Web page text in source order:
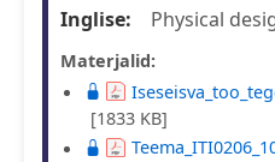
Inglise:
Physical
Materjalid:
[1833 KB]